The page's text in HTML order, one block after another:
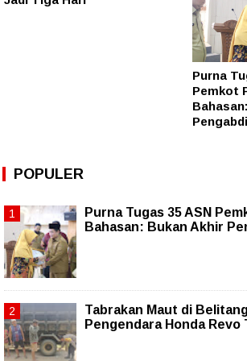
Purna
Pemkot
POPULER
Purna Tugas 35 ASN
Bahasan: Bukan Akhir
Tabrakan Maut di
Pengendara Honda Revo